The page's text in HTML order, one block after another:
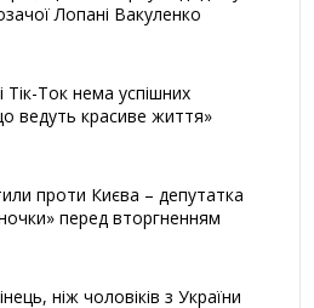
Лопані Вакуленко
Тік-Ток нема успішних
ведуть красиве життя»
проти Києва – депутатка
перед вторгненням
ніж чоловіків з України